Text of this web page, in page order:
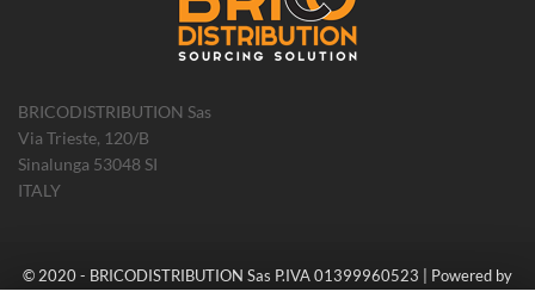
BRICODISTRIBUTION Sas
Via Trieste, 120/B
Sinalunga 53048 SI
ITALY
© 2020 - BRICODISTRIBUTION Sas P.IVA 01399960523 | Powered by